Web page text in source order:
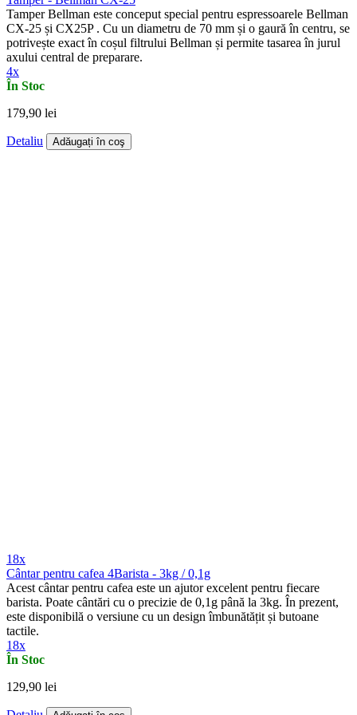
Tamper Bellman este conceput special pentru espressoarele Bellman
CX-25 și CX25P . Cu un diametru de 70 mm și o gaură în centru, se
potrivește exact în coșul filtrului Bellman și permite tasarea în jurul
axului central de preparare.
4x
În Stoc
179,90 lei
Detaliu Adăugați în coş
18x
Cântar pentru cafea 4Barista - 3kg / 0,1g
Acest cântar pentru cafea este un ajutor excelent pentru fiecare
barista. Poate cântări cu o precizie de 0,1g până la 3kg. În prezent,
este disponibilă o versiune cu un design îmbunătățit și butoane
tactile.
18x
În Stoc
129,90 lei